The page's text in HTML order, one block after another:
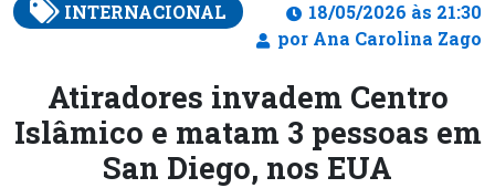
INTERNACIONAL
18/05/2026 às 21:30
por Ana Carolina Zago
Atiradores invadem Centro
Islâmico e matam 3 pessoas em
San Diego, nos EUA